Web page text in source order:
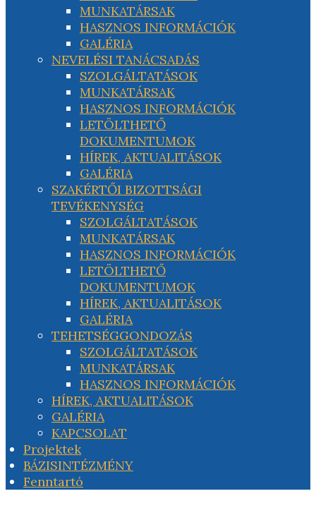
MUNKATÁRSAK
HASZNOS INFORMÁCIÓK
GALÉRIA
NEVELÉSI TANÁCSADÁS
SZOLGÁLTATÁSOK
MUNKATÁRSAK
HASZNOS INFORMÁCIÓK
LETÖLTHETŐ
DOKUMENTUMOK
HÍREK, AKTUALITÁSOK
GALÉRIA
SZAKÉRTŐI BIZOTTSÁGI
TEVÉKENYSÉG
SZOLGÁLTATÁSOK
MUNKATÁRSAK
HASZNOS INFORMÁCIÓK
LETÖLTHETŐ
DOKUMENTUMOK
HÍREK, AKTUALITÁSOK
GALÉRIA
TEHETSÉGGONDOZÁS
SZOLGÁLTATÁSOK
MUNKATÁRSAK
HASZNOS INFORMÁCIÓK
HÍREK, AKTUALITÁSOK
GALÉRIA
KAPCSOLAT
Projektek
BÁZISINTÉZMÉNY
Fenntartó